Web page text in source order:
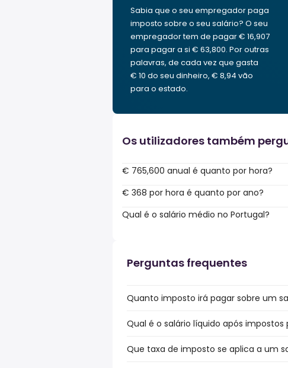
Sabia que o seu empregador paga
imposto sobre o seu salário? O seu
empregador tem de pagar € 16,907
para pagar a si € 63,800. Por outras
palavras, de cada vez que gasta
€ 10 do seu dinheiro, € 8,94 vão
para o estado.
Os utilizadores também
€ 765,600 anual é quanto por hora?
€ 368 por hora é quanto por ano?
Qual é o salário médio no Portugal?
Perguntas frequentes
Quanto imposto irá pagar sobre um
Qual é o salário líquido após
Que taxa de imposto se aplica a um